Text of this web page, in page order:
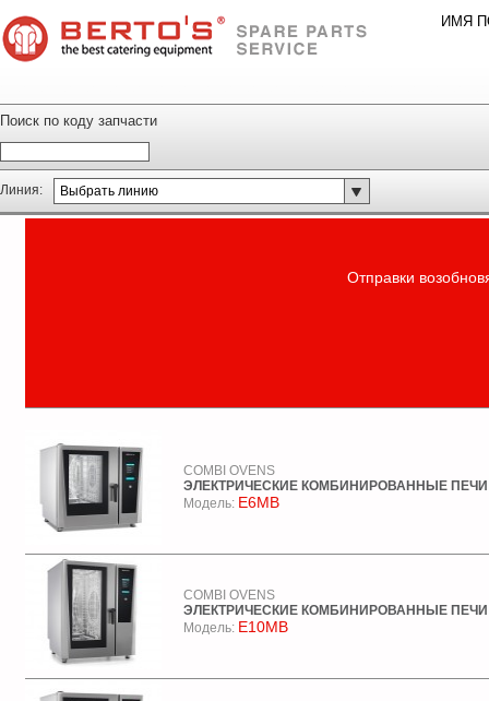
ИМЯ
Поиск по коду запчасти
Линия: Выбрать линию
Отправки
COMBI OVENS
ЭЛЕКТРИЧЕСКИЕ КОМБИНИРОВАННЫЕ ПЕЧИ
Модель: E6MB
COMBI OVENS
ЭЛЕКТРИЧЕСКИЕ КОМБИНИРОВАННЫЕ ПЕЧИ
Модель: E10MB